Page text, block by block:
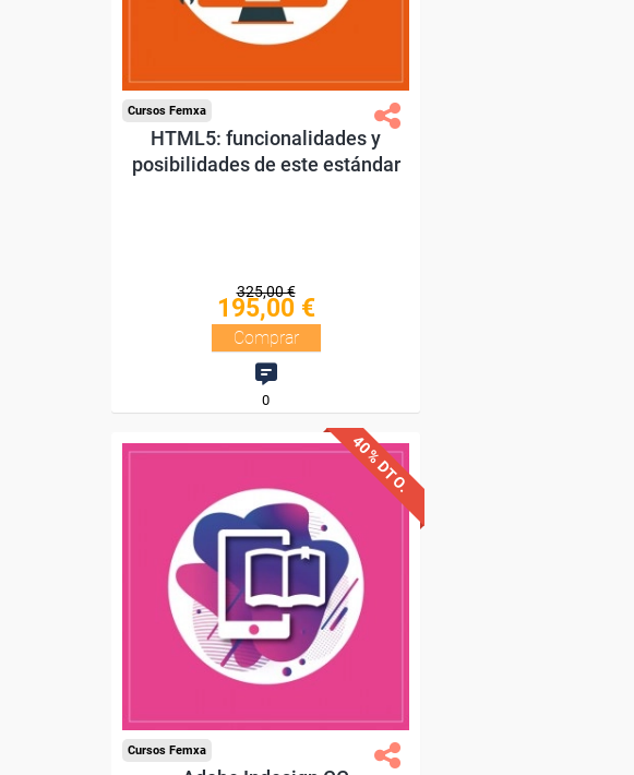
Compra segura
Cursos Femxa
HTML5: funcionalidades y
posibilidades de este estándar
325,00 €
195,00 €
Comprar
0
Descuentos especiales
Sin requisitos de acceso
Diploma.
Compra segura
40% DTO.
Cursos Femxa